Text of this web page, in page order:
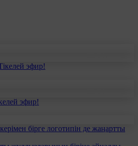
эфир!
эфир!
бірге логотипін де жаңартты